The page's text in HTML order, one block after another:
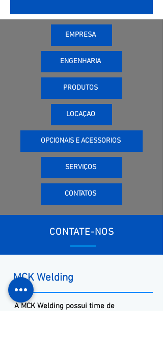
EMPRESA
ENGENHARIA
PRODUTOS
LOCAÇÃO
OPCIONAIS E ACESSÓRIOS
SERVIÇOS
CONTATOS
CONTATE-NOS
MCK Welding
AMCK Welding possui time de